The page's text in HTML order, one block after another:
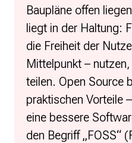
Baupläne offen
liegt in der Haltung:
die Freiheit der
Mittelpunkt –
teilen. Open Source
praktischen Vorteile
eine bessere
den Begriff „FOSS“